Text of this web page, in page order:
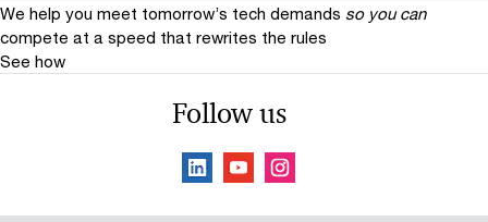
We help you meet tomorrow’s tech demands so you can
compete at a speed that rewrites the rules
See how
Follow us